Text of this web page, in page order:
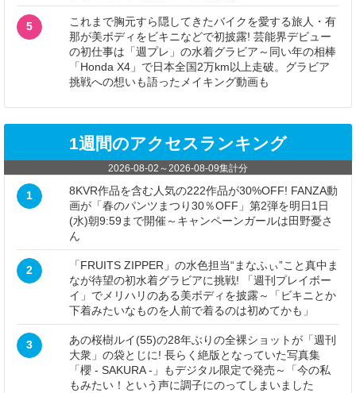
5
これまで胸元すら隠してきたバイクを愛する旅人・有
那が美ボディをビキニなどで初披露! 芸能界デビュー
の初仕事は「週プレ」の水着グラビア～同い年の相棒
「Honda X4」で日本全国2万km以上走破。グラビア
挑戦への想いも語ったメイキング動画も
1週間のアクセスランキング
2026-08-02 ～2026-08-09集計分
1
8KVR作品を含む人気の222作品が30%OFF! FANZA動
画が「春のパンツまつり30％OFF」第2弾を明日1日
(水)朝9:59まで開催～キャンペーンガールは田野憂さ
ん
2
「FRUITS ZIPPER」の水色担当“まなふぃ”こと真中ま
なが待望の初水着グラビアに挑戦! 「週刊プレイボー
イ」でメリハリのある美ボディを披露～「ビキニとか
下着みたいなものを人前で着るのは初めてかも」
3
あの桜樹ルイ(55)の28年ぶりの全裸ショットが「週刊
大衆」の袋とじに! 長らく絶版となっていた写真集
「櫻 - SAKURA -」もデジタル限定で発売～「今の私
もみたい！という声に調子にのってしまいました